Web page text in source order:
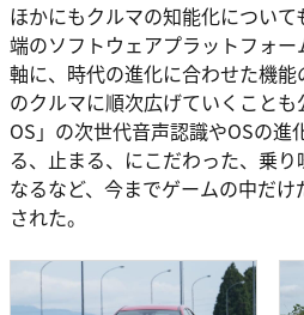
ほかにもクルマの知能化につい
端のソフトウェアプラットフォ
軸に、時代の進化に合わせた機
のクルマに順次広げていくこと
OS」の次世代音声認識やOSの進
る、止まる、にこだわった、乗
なるなど、今までゲームの中だ
された。